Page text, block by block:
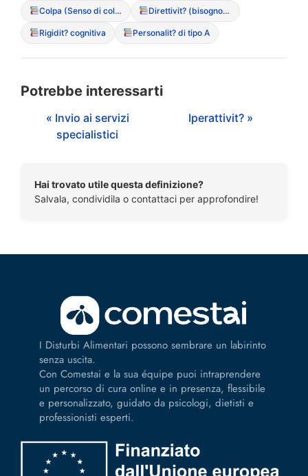
Colpa (Senso di colpa post-prandiale) Direttivit? (bisogno di)
Rigidit? cognitiva Personalit? di tipo A
Potrebbe interessarti
« Invio ai servizi
specialistici
Iperattivit? »
Hai trovato utile questa definizione?
Salvala, condividila o contattaci per approfondire!
I Disturbi Alimentari possono sembrare un labirinto
senza uscita.
Con Comestai e la sua équipe puoi intraprendere
un percorso di cura online e in presenza, flessibile
e personalizzato, guidato da psicologi, dietisti e
professionisti esperti.